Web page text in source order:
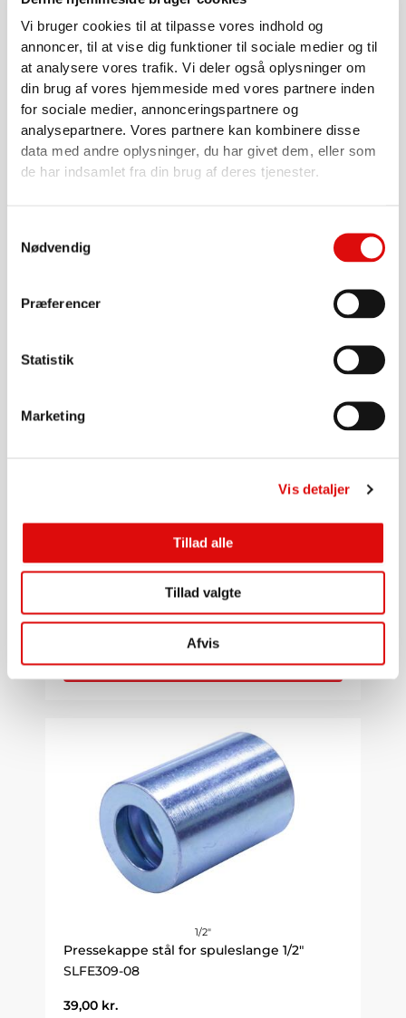
Vi bruger cookies til at tilpasse vores indhold og
annoncer, til at vise dig funktioner til sociale medier og til
at analysere vores trafik. Vi deler også oplysninger om
din brug af vores hjemmeside med vores partnere inden
for sociale medier, annonceringspartnere og
analysepartnere. Vores partnere kan kombinere disse
data med andre oplysninger, du har givet dem, eller som
de har indsamlet fra din brug af deres tjenester.
Nødvendig
Præferencer
Statistik
Marketing
Vis detaljer
Tillad alle
Tillad valgte
Afvis
1.705,00
Pressekobling stål med udv. gevind 1/2"
Gå til produkt
1/2"
Pressekappe stål for spuleslange 1/2"
SLFE309-08
39,00 kr.